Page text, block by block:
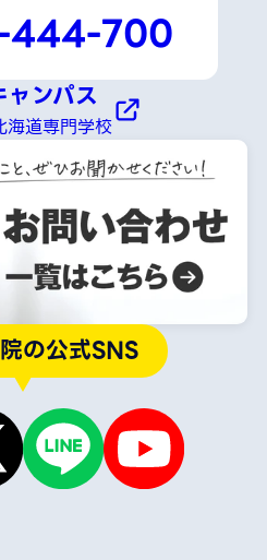
444-700
ンパス
海道専門学校
の公式SNS